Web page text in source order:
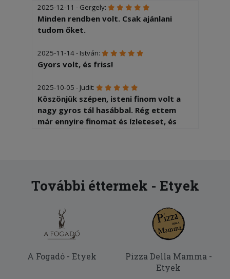
2025-12-11 - Gergely:
Minden rendben volt. Csak ajánlani
tudom őket.
2025-11-14 - István:
Gyors volt, és friss!
2025-10-05 - Judit:
Köszönjük szépen, isteni finom volt a
nagy gyros tál hasábbal. Rég ettem
már ennyire finomat és ízleteset, és
Kivàlo pizza. Kicsit a kiszállítás lehetne
gyorsabb de még belefér...
További éttermek - Etyek
A Fogadó - Etyek
Pizza Della Mamma -
Etyek